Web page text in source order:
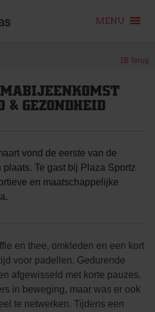
MENU
Terug
& GEZONDHEID
vond de eerste van de
Te gast bij Plaza Sportz
en maatschappelijke
en thee, omkleden en een kort
voor padellen. Gedurende
afgewisseld met korte pauzes.
in beweging, maar was er ook
te netwerken. Tijdens een